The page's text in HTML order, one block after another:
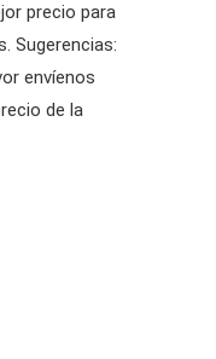
precio para
Sugerencias:
envíenos
de la